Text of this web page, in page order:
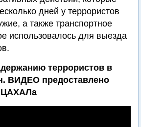
дней у террористов
а также транспортное
использовалось для выезда
террористов в
ВИДЕО предоставлено
ЦАХАЛа